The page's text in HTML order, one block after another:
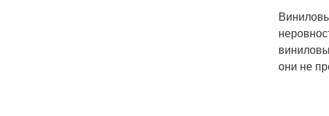
они не